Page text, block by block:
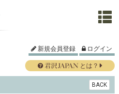
新規会員登録 ログイン
とは？
BACK